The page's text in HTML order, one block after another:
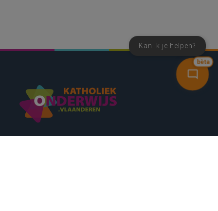
bèta
Kan ik je helpen?